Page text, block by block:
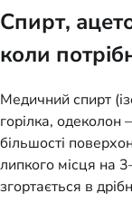
Спирт,
коли
Медичний спирт
горілка,
більшості
липкого місця на
згортається в